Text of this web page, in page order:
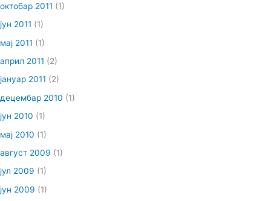
октобар 2011 (1)
јун 2011 (1)
мај 2011 (1)
април 2011 (2)
јануар 2011 (2)
децембар 2010 (1)
јун 2010 (1)
мај 2010 (1)
август 2009 (1)
јул 2009 (1)
јун 2009 (1)